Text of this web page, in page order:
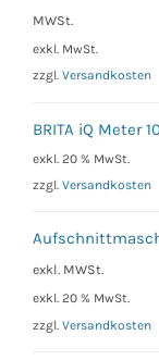
MWSt.
exkl. MwSt.
zzgl. Versandkosten
BRITA iQ Meter
exkl. 20 % MwSt.
zzgl. Versandkosten
exkl. MWSt.
exkl. 20 % MwSt.
zzgl. Versandkosten